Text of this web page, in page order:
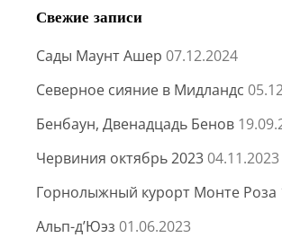
Свежие записи
Сады Маунт Ашер 07.12.2024
Северное сияние в Мидландс
Бенбаун, Двенадцадь Бенов
Червиния октябрь 2023 04.11.2023
Горнолыжный курорт Монте Роза
Альп-д’Юэз 01.06.2023